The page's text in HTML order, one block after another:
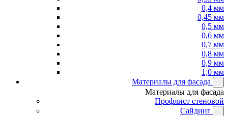
0,4 мм
0,45 мм
0,5 мм
0,6 мм
0,7 мм
0,8 мм
0,9 мм
1,0 мм
Материалы для фасада
Материалы для фасада
Профлист стеновой
Сайдинг